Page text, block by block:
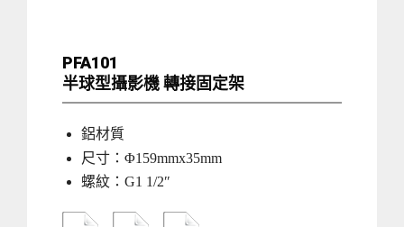
PFA101
半球型攝影機 轉接固定架
鋁材質
尺寸：Φ159mmx35mm
螺紋：G1 1/2″